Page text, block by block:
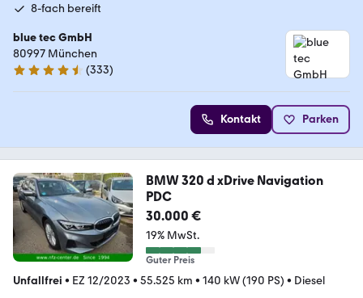
8-fach bereift
blue tec GmbH
80997 München
4.7 Sterne
(333)
Kontakt Parken
BMW 320 d xDrive Navigation
PDC
30.000 €
19% MwSt.
Guter Preis
Unfallfrei • EZ 12/2023 • 55.525 km • 140 kW (190 PS) • Diesel